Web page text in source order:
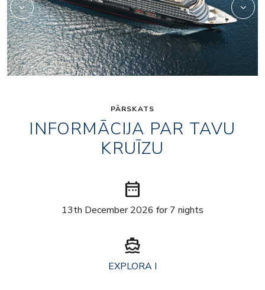
PĀRSKATS
INFORMĀCIJA PAR TAVU
KRUĪZU
date_range
13th December 2026 for 7 nights
directions_boat
EXPLORA I